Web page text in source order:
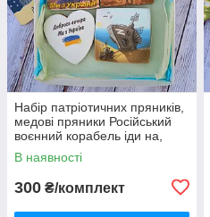
Набір патріотичних пряників,
медові пряники Російський
воєнний корабель іди на,
пряники Доброго вечора ми з
України
В наявності
300 ₴/комплект